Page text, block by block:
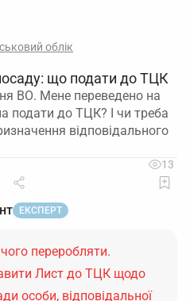
облік
що подати до ТЦК
ВО. Мене переведено на
подати до ТЦК? І чи треба
відповідального
13
ЕКСПЕРТ
переробляти.
Лист до ТЦК щодо
особи, відповідальної